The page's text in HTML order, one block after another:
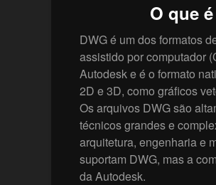
O que
DWG é um dos formatos
assistido por computador
Autodesk e é o formato
2D e 3D, como gráficos
Os arquivos DWG são
técnicos grandes e
arquitetura, engenharia e
suportam DWG, mas a
da Autodesk.